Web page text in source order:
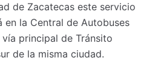
de Zacatecas este servicio
la Central de Autobuses
principal de Tránsito
de la misma ciudad.